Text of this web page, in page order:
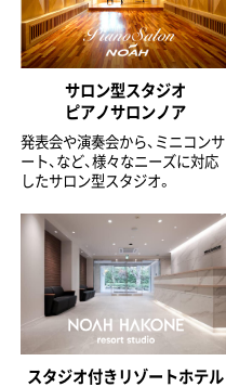
サロン型スタジオ
ピアノサロンノア
発表会や演奏会から、ミニコンサ
ート、など、様々なニーズに対応
したサロン型スタジオ。
スタジオ付きリゾートホテル